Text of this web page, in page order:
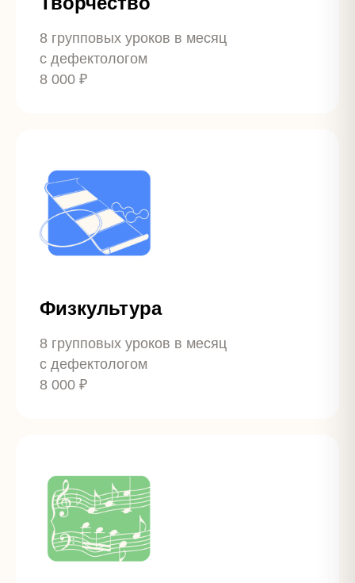
8 групповых уроков в месяц
с дефектологом
8 000 ₽
Физкультура
8 групповых уроков в месяц
с дефектологом
8 000 ₽